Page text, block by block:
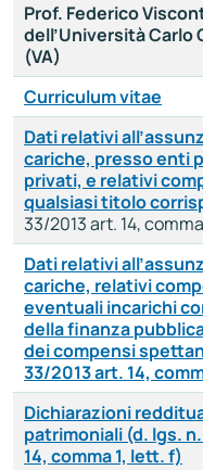
Prof. Federico
dell’Università Carlo
(VA)
Curriculum vitae
Dati relativi
cariche, presso enti
privati, e relativi
qualsiasi titolo
33/2013 art. 14,
Dati relativi
cariche, relativi
eventuali incarichi
della finanza
dei compensi
33/2013 art. 14,
Dichiarazioni
patrimoniali (d. lgs.
14, comma 1, lett. f)